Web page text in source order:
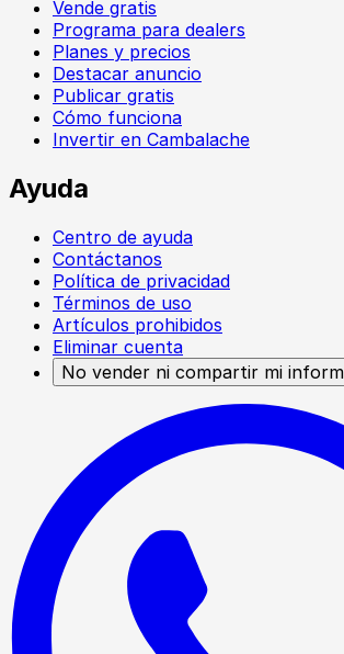
Vende gratis
Programa para dealers
Planes y precios
Destacar anuncio
Publicar gratis
Cómo funciona
Invertir en Cambalache
Ayuda
Centro de ayuda
Contáctanos
Política de privacidad
Términos de uso
Artículos prohibidos
Eliminar cuenta
No vender ni compartir mi